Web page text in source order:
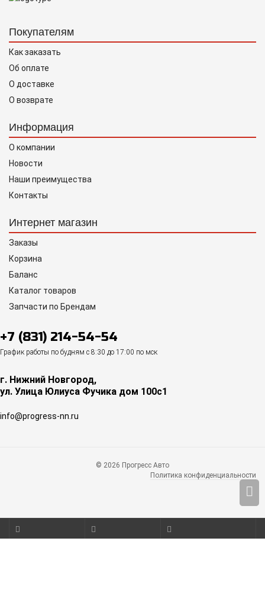
Покупателям
Как заказать
Об оплате
О доставке
О возврате
Информация
О компании
Новости
Наши преимущества
Контакты
Интернет магазин
Заказы
Корзина
Баланс
Каталог товаров
Запчасти по Брендам
+7 (831) 214-54-54
График работы по будням с 8:30 до 17:00 по мск
г. Нижний Новгород,
ул. Улица Юлиуса Фучика дом 100с1
info@progress-nn.ru
© 2026 Прогресс Авто
Политика конфиденциальности